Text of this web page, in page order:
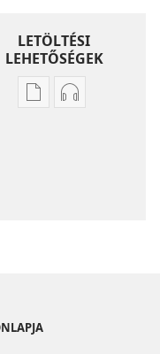
LETÖLTÉSI
LEHETŐSÉGEK
Kiadványok